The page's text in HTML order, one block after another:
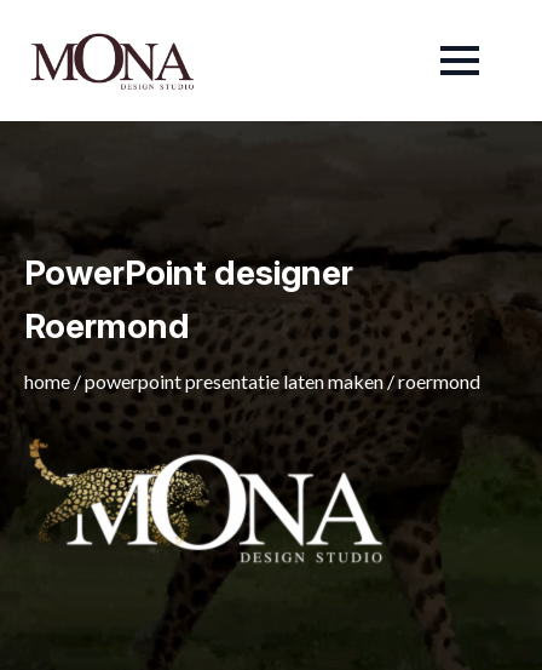
PowerPoint designer
Roermond
home /powerpoint presentatie laten maken/roermond